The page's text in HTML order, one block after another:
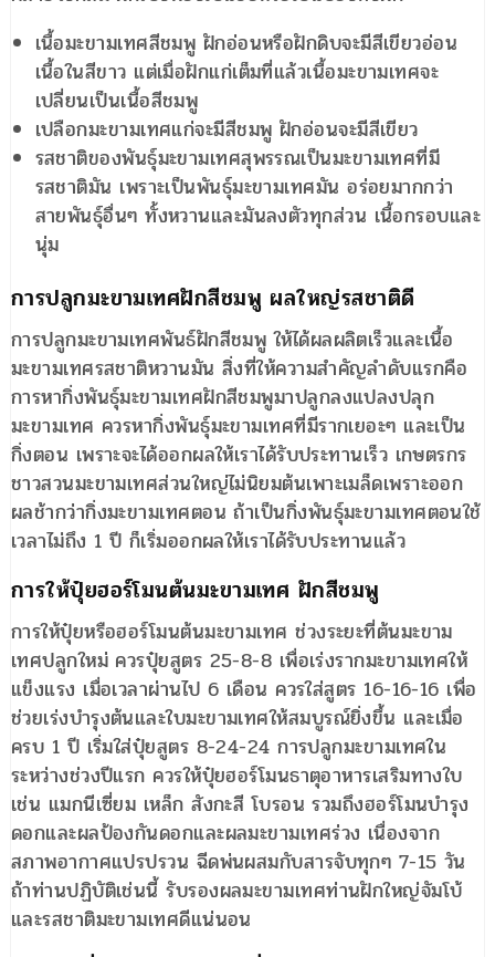
เนื้อมะขามเทศสีชมพู ฝักอ่อนหรือฝักดิบจะมีสีเขียวอ่อน
เนื้อในสีขาว แต่เมื่อฝักแก่เต็มที่แล้วเนื้อมะขามเทศจะ
เปลี่ยนเป็นเนื้อสีชมพู
เปลือกมะขามเทศแก่จะมีสีชมพู ฝักอ่อนจะมีสีเขียว
รสชาติของพันธุ์มะขามเทศสุพรรณเป็นมะขามเทศที่มี
รสชาติมัน เพราะเป็นพันธุ์มะขามเทศมัน อร่อยมากกว่า
สายพันธุ์อื่นๆ ทั้งหวานและมันลงตัวทุกส่วน เนื้อกรอบและ
นุ่ม
การปลูกมะขามเทศฝักสีชมพู ผลใหญ่รสชาติดี
การปลูกมะขามเทศพันธ์ฝักสีชมพู ให้ได้ผลผลิตเร็วและเนื้อ
มะขามเทศรสชาติหวานมัน สิ่งที่ให้ความสำคัญลำดับแรกคือ
การหากิ่งพันธุ์มะขามเทศฝักสีชมพูมาปลูกลงแปลงปลุก
มะขามเทศ ควรหากิ่งพันธุ์มะขามเทศที่มีรากเยอะๆ และเป็น
กิ่งตอน เพราะจะได้ออกผลให้เราได้รับประทานเร็ว เกษตรกร
ชาวสวนมะขามเทศส่วนใหญ่ไม่นิยมต้นเพาะเมล็ดเพราะออก
ผลช้ากว่ากิ่งมะขามเทศตอน ถ้าเป็นกิ่งพันธุ์มะขามเทศตอนใช้
เวลาไม่ถึง 1 ปี ก็เริ่มออกผลให้เราได้รับประทานแล้ว
การให้ปุ๋ยฮอร์โมนต้นมะขามเทศ ฝักสีชมพู
การให้ปุ๋ยหรือฮอร์โมนต้นมะขามเทศ ช่วงระยะที่ต้นมะขาม
เทศปลูกใหม่ ควรปุ๋ยสูตร 25-8-8 เพื่อเร่งรากมะขามเทศให้
แข็งแรง เมื่อเวลาผ่านไป 6 เดือน ควรใส่สูตร 16-16-16 เพื่อ
ช่วยเร่งบำรุงต้นและใบมะขามเทศให้สมบูรณ์ยิ่งขึ้น และเมื่อ
ครบ 1 ปี เริ่มใส่ปุ๋ยสูตร 8-24-24 การปลูกมะขามเทศใน
ระหว่างช่วงปีแรก ควรให้ปุ๋ยฮอร์โมนธาตุอาหารเสริมทางใบ
เช่น แมกนีเซี่ยม เหล็ก สังกะสี โบรอน รวมถึงฮอร์โมนบำรุง
ดอกและผลป้องกันดอกและผลมะขามเทศร่วง เนื่องจาก
สภาพอากาศแปรปรวน ฉีดพ่นผสมกับสารจับทุกๆ 7-15 วัน
ถ้าท่านปฏิบัติเช่นนี้ รับรองผลมะขามเทศท่านฝักใหญ่จัมโบ้
และรสชาติมะขามเทศดีแน่นอน